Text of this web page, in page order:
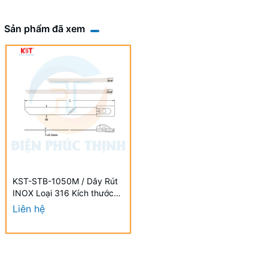
Sản phẩm đã xem
KST-STB-1050M / Dây Rút
INOX Loại 316 Kích thước
1050 x 8.0mm (25 Cái/Bịch)
- STAINLESS STEEL TIES
Liên hệ